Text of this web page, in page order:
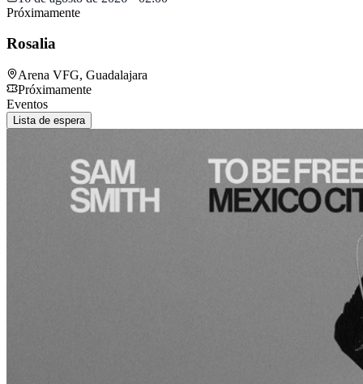
Próximamente
Rosalia
Arena VFG, Guadalajara
Próximamente
Eventos
Lista de espera